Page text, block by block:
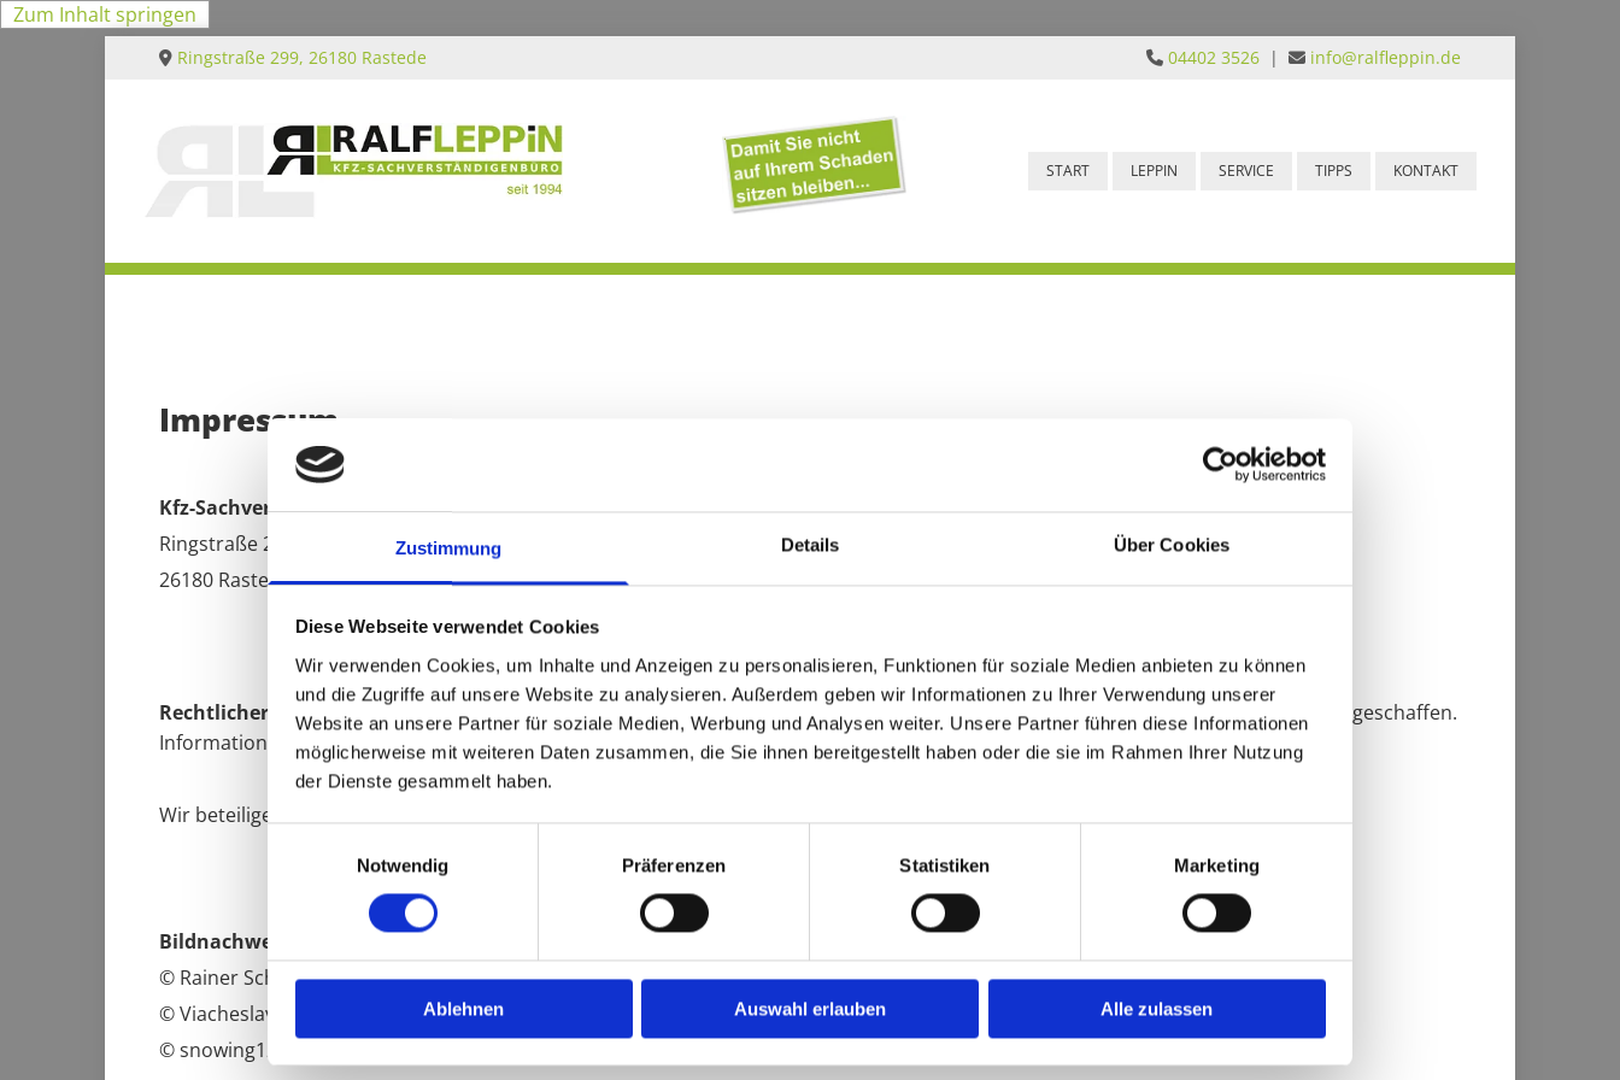
Zustimmung Details Über Cookies
Diese Webseite verwendet Cookies
Wir verwenden Cookies, um Inhalte und Anzeigen zu personalisieren, Funktionen für soziale Medien anbieten zu können
und die Zugriffe auf unsere Website zu analysieren. Außerdem geben wir Informationen zu Ihrer Verwendung unserer
Website an unsere Partner für soziale Medien, Werbung und Analysen weiter. Unsere Partner führen diese Informationen
möglicherweise mit weiteren Daten zusammen, die Sie ihnen bereitgestellt haben oder die sie im Rahmen Ihrer Nutzung
der Dienste gesammelt haben.
Notwendig
Präferenzen Statistiken Marketing
Ablehnen Auswahl erlauben Alle zulassen
Zum Inhalt springen
 Ringstraße 299, 26180 Rastede  04402 3526 |  info@ralfleppin.de
START LEPPIN SERVICE TIPPS KONTAKT
Impressum
Kfz-Sach­ver­stän­di­gen­bü­ro Ralf Lep­pin
Ringstraße 299
26180 Rastede
 04402 3526
 info@​ralfleppin.​de
Ver­ant­wort­lich: Ralf Lep­pin
USt.-ID: DE164044042
Recht­li­cher Hin­weis:
Die EU hat ein On­line-Ver­fah­ren zur Bei­le­gung von Strei­tig­kei­ten zwi­schen Un­ter­neh­mern und Ver­brau­chern ge­schaf­fen.
In­for­ma­tio­nen dazu fin­den Sie unterhttps://​ec.​europa.​eu/​consumers/​odr/
Wir be­tei­ligen uns nicht an einem Streit­bei­le­gungs­ver­fah­ren vor einer Ver­brau­cher­schlich­tungs­stel­le.
Bild­nach­weis
© Rai­ner Schmitt­chen #5884863 Adobe Stock
© Viacheslav #221156682 Adobe Stock
© snowing12 #182857788 Adobe Stock
Umsetzung
Heise Homepages |Homepage erstellen lassen
Heise RegioConcept |
Online Marketing Agentur